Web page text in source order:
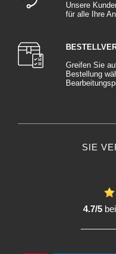
Unsere
für alle Ihre
Greifen Sie
Bestellung
SIE
4.7/5bei